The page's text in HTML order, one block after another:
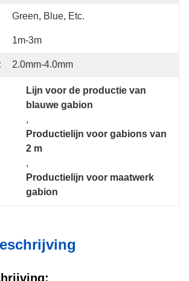
Green, Blue, Etc.
1m-3m
2.0mm-4.0mm
Lijn voor de productie van
blauwe gabion
,
Productielijn voor gabions van
2 m
,
Productielijn voor maatwerk
gabion